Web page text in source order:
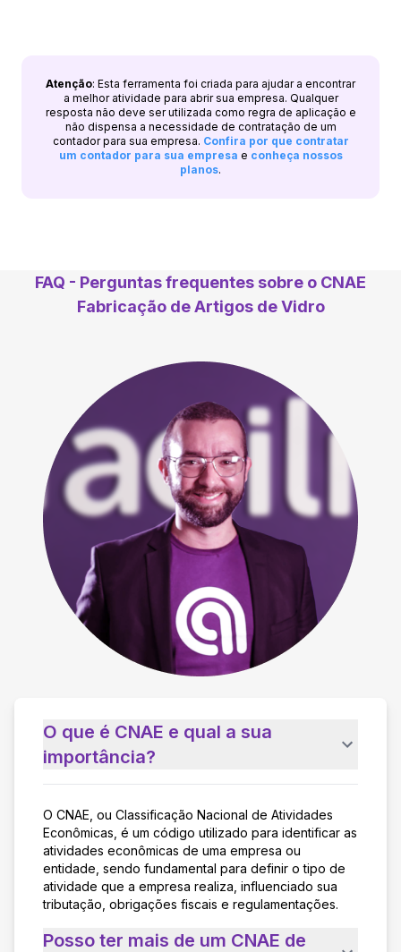
Atenção: Esta ferramenta foi criada para ajudar a encontrar
a melhor atividade para abrir sua empresa. Qualquer
resposta não deve ser utilizada como regra de aplicação e
não dispensa a necessidade de contratação de um
contador para sua empresa. Confira por que contratar
um contador para sua empresa e conheça nossos
planos.
FAQ - Perguntas frequentes sobre o CNAE
Fabricação de Artigos de Vidro
O que é CNAE e qual a sua
importância?
O CNAE, ou Classificação Nacional de Atividades
Econômicas, é um código utilizado para identificar as
atividades econômicas de uma empresa ou
entidade, sendo fundamental para definir o tipo de
atividade que a empresa realiza, influenciado sua
tributação, obrigações fiscais e regulamentações.
Posso ter mais de um CNAE de